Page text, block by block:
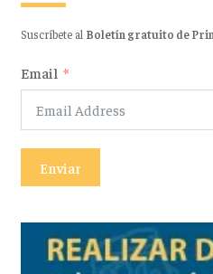
Suscríbete al Boletín gratuito de
Email
Enviar